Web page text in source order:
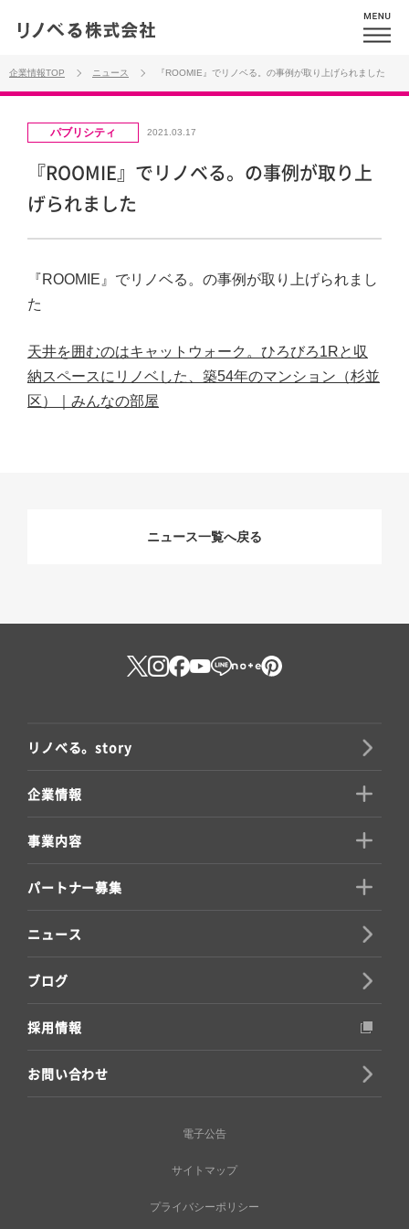
企業情報TOP ニュース 『ROOMIE』でリノベる。の事例が取り上げられました
パブリシティ 2021.03.17
『ROOMIE』でリノベる。の事例が取り上
げられました
『ROOMIE』でリノベる。の事例が取り上げられまし
た
天井を囲むのはキャットウォーク。ひろびろ1Rと収
納スペースにリノベした、築54年のマンション（杉並
区）｜みんなの部屋
ニュース一覧へ戻る
リノべる。story
企業情報
事業内容
パートナー募集
ニュース
ブログ
採用情報
お問い合わせ
電子公告
サイトマップ
プライバシーポリシー